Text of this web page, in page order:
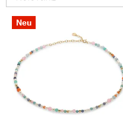
Neu